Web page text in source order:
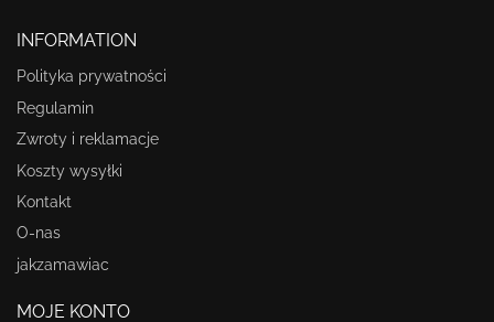
INFORMATION
Polityka prywatności
Regulamin
Zwroty i reklamacje
Koszty wysyłki
Kontakt
O-nas
jakzamawiac
MOJE KONTO